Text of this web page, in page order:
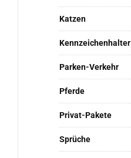
Katzen
Kennzeichenhalter
Parken-Verkehr
Pferde
Privat-Pakete
Sprüche